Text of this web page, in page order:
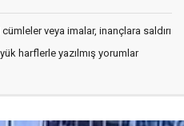
veya imalar, inançlara saldırı
harflerle yazılmış yorumlar